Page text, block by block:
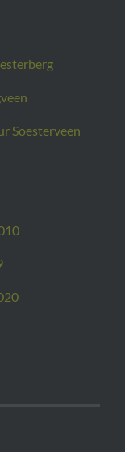
Soesterveen